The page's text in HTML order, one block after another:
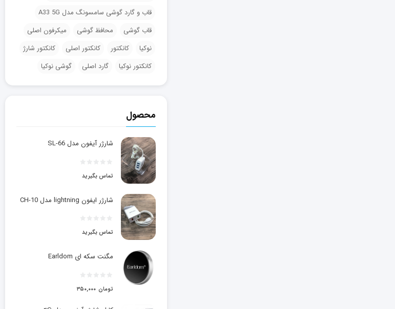
قاب و گارد گوشی سامسونگ مدل A33 5G
قاب گوشی
محافظ گوشی
میکرفون اصلی
نوکیا
کانکتور کانکتور اصلی
کانکتور شارژ
کانکتور نوکیا
گارد اصلی گوشی نوکیا
محصول
شارژر آیفون مدل SL-66
تماس بگیرید
شارژر ایفون lightning مدل CH-10
تماس بگیرید
مگنت سکه ای Earldom
۳۵۰,۰۰۰ تومان